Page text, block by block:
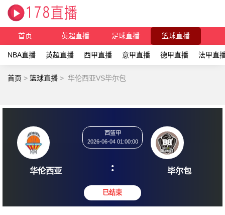
首页 英超直播 足球直播 篮球直播
NBA直播 英超直播 西甲直播 意甲直播 德甲直播 法甲直
首页 > 篮球直播 > 华伦西亚VS毕尔包
华伦西亚
2026-06-04 01:00:00
: 毕